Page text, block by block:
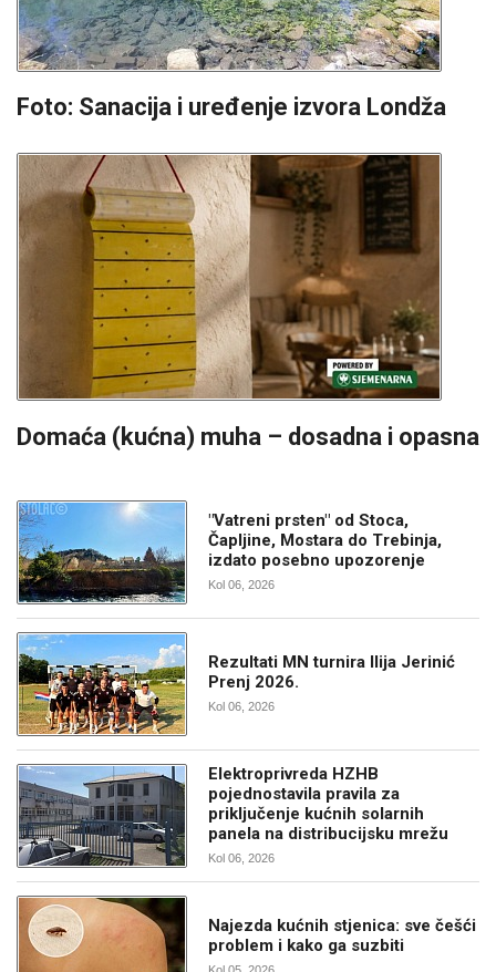
Foto: Sanacija i uređenje izvora Londža
Domaća (kućna) muha – dosadna i opasna
"Vatreni prsten" od Stoca,
Čapljine, Mostara do Trebinja,
izdato posebno upozorenje
Kol 06, 2026
Rezultati MN turnira Ilija Jerinić
Prenj 2026.
Kol 06, 2026
Elektroprivreda HZHB
pojednostavila pravila za
priključenje kućnih solarnih
panela na distribucijsku mrežu
Kol 06, 2026
Najezda kućnih stjenica: sve češći
problem i kako ga suzbiti
Kol 05, 2026